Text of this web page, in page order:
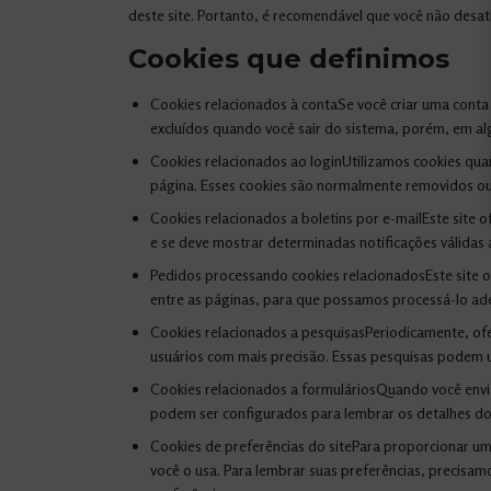
deste site. Portanto, é recomendável que você não
Cookies que definimos
Cookies relacionados à contaSe você criar uma
excluídos quando você sair do sistema, porém, em
Cookies relacionados ao loginUtilizamos cookies
página. Esses cookies são normalmente removidos
Cookies relacionados a boletins por e-mailEste site
e se deve mostrar determinadas notificações
Pedidos processando cookies relacionadosEste
entre as páginas, para que possamos processá-lo
Cookies relacionados a pesquisasPeriodicamente,
usuários com mais precisão. Essas pesquisas
Cookies relacionados a formuláriosQuando você
podem ser configurados para lembrar os detalhes
Cookies de preferências do sitePara proporcionar
você o usa. Para lembrar suas preferências,